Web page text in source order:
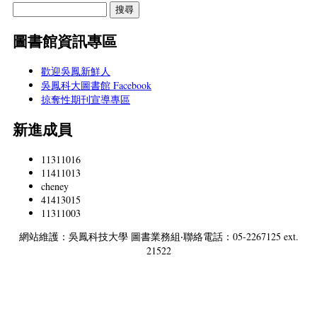
圖書館資訊專區
歡迎吳鳳新鮮人
吳鳳科大圖書館 Facebook
掠奪性期刊宣導專區
新進成員
11311016
11411013
cheney
41413015
11311003
網站維護：吳鳳科技大學 圖書業務組‧聯絡電話：05-2267125 ext.
21522